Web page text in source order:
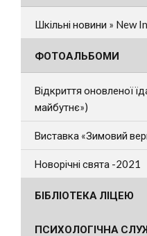
Шкільні новини » New
ФОТОАЛЬБОМИ
Відкриття оновленої
майбутнє»)
Виставка «Зимовий
Новорічні свята -2021
БІБЛІОТЕКА ЛІЦЕЮ
ПСИХОЛОГІЧНА